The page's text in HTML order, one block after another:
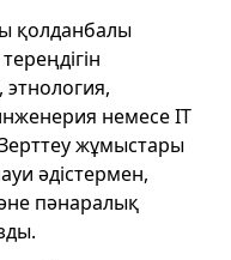
қолданбалы
немесе IT
жұмыстары
әдістермен,
пәнаралық